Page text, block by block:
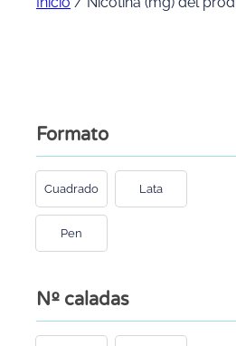
Formato
Cuadrado Lata
Pen
Nº caladas